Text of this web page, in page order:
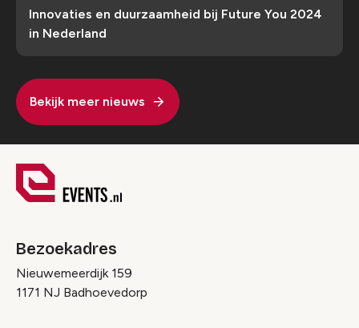
Innovaties en duurzaamheid bij Future You 2024
in Nederland
Bekijk meer nieuws
Bezoekadres
Nieuwemeerdijk 159
1171 NJ Badhoevedorp